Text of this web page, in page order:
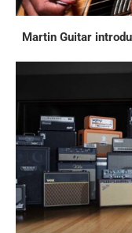
Martin Guitar